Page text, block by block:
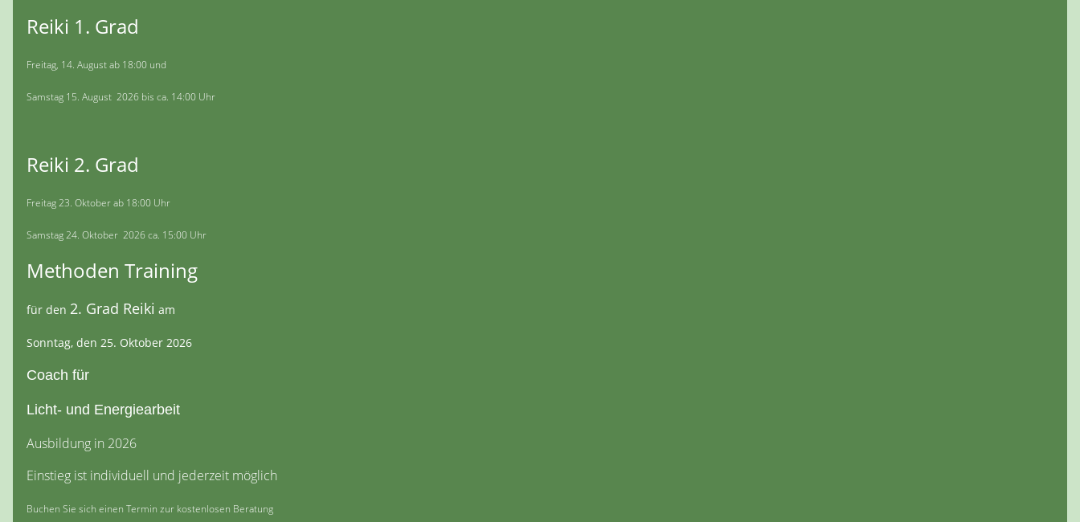
Reiki 1. Grad
Freitag, 14. August ab 18:00 und
Samstag 15. August 2026 bis ca. 14:00 Uhr
Reiki 2. Grad
Freitag 23. Oktober ab 18:00 Uhr
Samstag 24. Oktober 2026 ca. 15:00 Uhr
Methoden Training
für den 2. Grad Reiki am
Sonntag, den 25. Oktober 2026
Coach für
Licht- und Energiearbeit
Ausbildung in 2026
Einstieg ist individuell und jederzeit möglich
Buchen Sie sich einen Termin zur kostenlosen Beratung